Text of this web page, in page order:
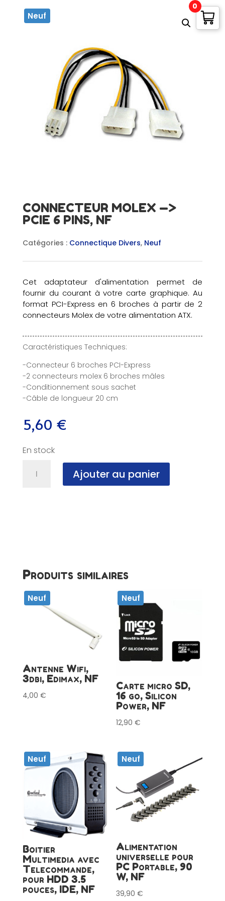
Neuf
CONNECTEUR MOLEX —>
PCIE 6 PINS, NF
Catégories : Connectique Divers, Neuf
Cet adaptateur d'alimentation permet de
fournir du courant à votre carte graphique. Au
format PCI-Express en 6 broches à partir de 2
connecteurs Molex de votre alimentation ATX.
Caractéristiques Techniques:
-Connecteur 6 broches PCI-Express
-2 connecteurs molex 6 broches mâles
-Conditionnement sous sachet
-Câble de longueur 20 cm
5,60 €
En stock
Connecteur
pins,
Ajouter au panier
Produits similaires
Neuf
Antenne Wifi,
3dbi, Edimax, NF
4,00 €
Neuf
Carte micro SD,
16 go, Silicon
Power, NF
12,90€
Neuf
Boitier
Multimedia avec
Telecommande,
pour HDD 3.5
pouces, IDE, NF
Neuf
Alimentation
universelle pour
PC Portable, 90
W, NF
39,90€
0